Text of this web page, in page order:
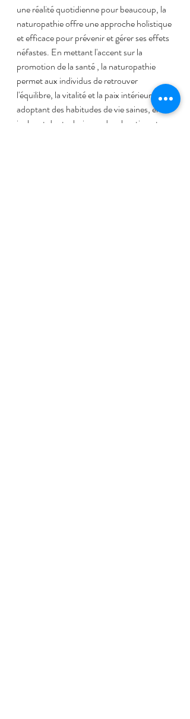
une réalité quotidienne pour beaucoup, la
naturopathie offre une approche holistique
et efficace pour prévenir et gérer ses effets
néfastes. En mettant l'accent sur la
promotion de la santé , la naturopathie
permet aux individus de retrouver
l'équilibre, la vitalité et la paix intérieure. En
adoptant des habitudes de vie saines, en
incluant des techniques de relaxation et en